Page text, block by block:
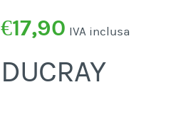
€17,90 IVA inclusa
DUCRAY